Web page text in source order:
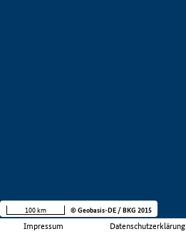
Impressum Datenschutzerklärung
100 km © Geobasis-DE / BKG 2015